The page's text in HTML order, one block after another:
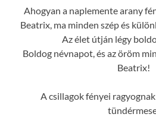
Ahogyan a naplemente arany
Beatrix, ma minden szép és
Az élet útján légy
Boldog névnapot, és az öröm
Beatrix!
A csillagok fényei